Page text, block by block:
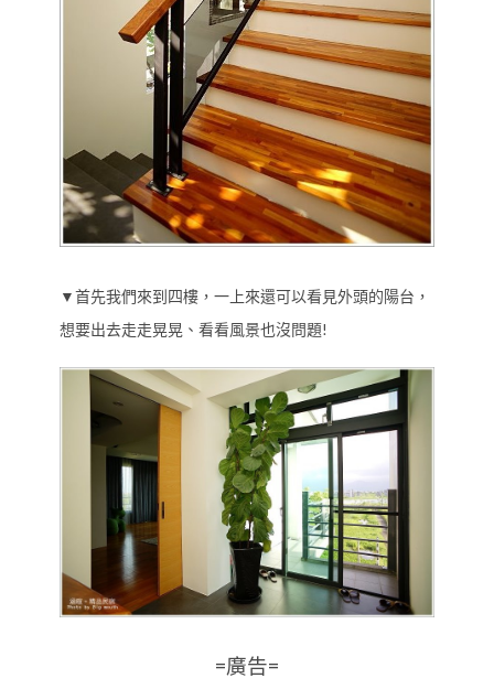
▼首先我們來到四樓，一上來還可以看見外頭的陽台，
想要出去走走晃晃、看看風景也沒問題!
=廣告=